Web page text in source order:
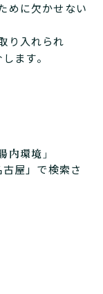
めに欠かせない
り入れられ
ます。
環境」
屋」で検索さ